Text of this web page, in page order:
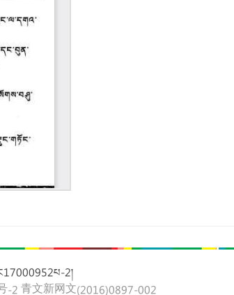
2།